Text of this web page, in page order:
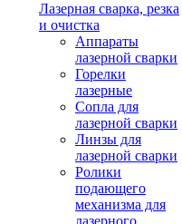
Лазерная сварка, резка
и очистка
Аппараты
лазерной сварки
Горелки
лазерные
Сопла для
лазерной сварки
Линзы для
лазерной сварки
Ролики
подающего
механизма для
лазерного